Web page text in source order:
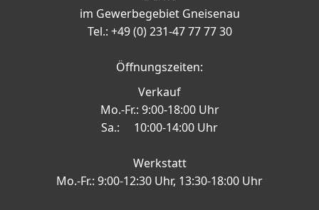
im Gewerbegebiet Gneisenau
Tel.: +49 (0) 231-47 77 77 30
Öffnungszeiten:
Verkauf
Mo.-Fr.: 9:00-18:00 Uhr
Sa.: 10:00-14:00 Uhr
Werkstatt
Mo.-Fr.: 9:00-12:30 Uhr, 13:30-18:00 Uhr